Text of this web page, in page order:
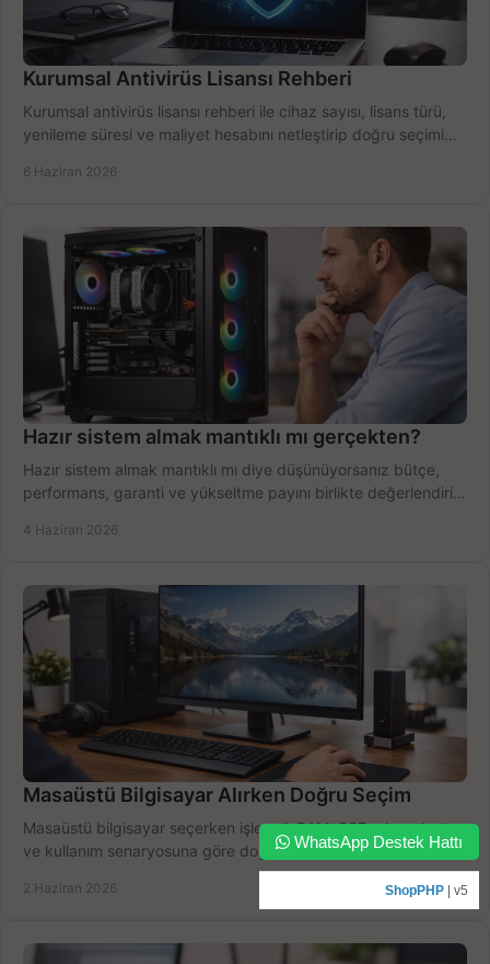
Kurumsal Antivirüs Lisansı Rehberi
Kurumsal antivirüs lisansı rehberi ile cihaz sayısı, lisans türü,
yenileme süresi ve maliyet hesabını netleştirip doğru seçimi
6 Haziran 2026
Hazır sistem almak mantıklı mı gerçekten?
Hazır sistem almak mantıklı mı diye düşünüyorsanız bütçe,
performans, garanti ve yükseltme payını birlikte değerlendirin,
4 Haziran 2026
Masaüstü Bilgisayar Alırken Doğru Seçim
Masaüstü bilgisayar seçerken işlemci, RAM, SSD, ekran kartı
ve kullanım senaryosuna göre doğru modeli bulun, bütçenizi
2 Haziran 2026
WhatsApp Destek Hattı
ShopPHP | v5